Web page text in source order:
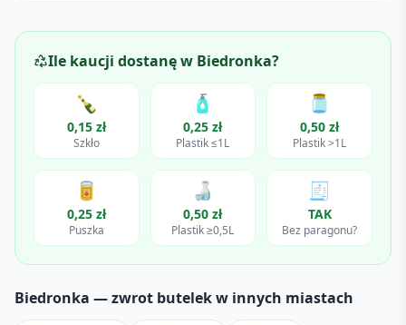
Ile kaucji dostanę w Biedronka?
🍾
0,15 zł
Szkło
🧴
0,25 zł
Plastik ≤1L
🫙
0,50 zł
Plastik >1L
🥫
0,25 zł
Puszka
🍶
0,50 zł
Plastik ≥0,5L
🧾
TAK
Bez paragonu?
Biedronka — zwrot butelek w innych miastach